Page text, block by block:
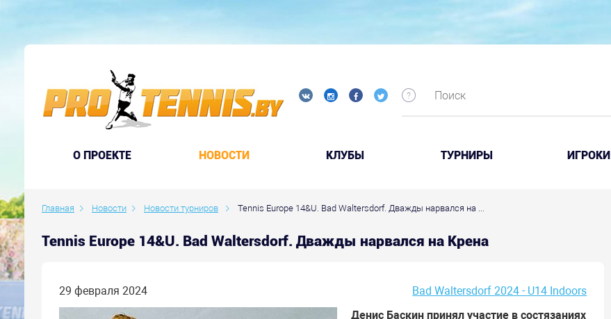
O ПРОЕКТЕ НОВОСТИ КЛУБЫ ТУРНИРЫ ИГРОКИ
Главная Новости Новости турниров Tennis Europe 14&U. Bad Waltersdorf. Дважды нарвался на ...
Tennis Europe 14&U. Bad Waltersdorf. Дважды нарвался на Крена
29 февраля 2024
Bad Waltersdorf 2024 - U14 Indoors
Денис Баскин принял участие в состязаниях